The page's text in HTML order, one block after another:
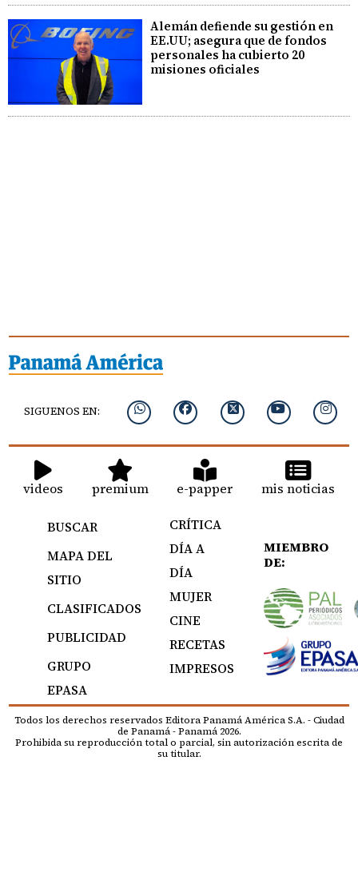
Alemán defiende su gestión en
EE.UU; asegura que de fondos
personales ha cubierto 20
misiones oficiales
SIGUENOS EN:
videos premium e-papper mis noticias
BUSCAR
MAPA DEL
SITIO
CLASIFICADOS
PUBLICIDAD
GRUPO
EPASA
CRÍTICA
DÍA A
DÍA
MUJER
CINE
RECETAS
IMPRESOS
MIEMBRO
DE:
Todos los derechos reservados Editora Panamá América S.A. - Ciudad
de Panamá - Panamá 2026.
Prohibida su reproducción total o parcial, sin autorización escrita de
su titular.